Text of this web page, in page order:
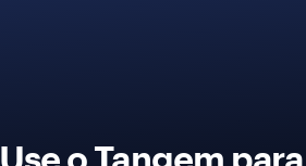
Use o Tangem